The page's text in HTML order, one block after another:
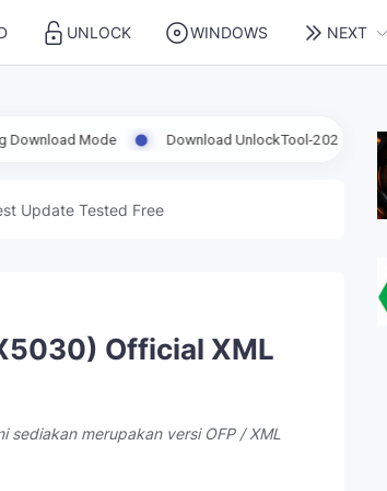
UNLOCK WINDOWS NEXT
Download UnlockTool-2026.08.02.0 Released
Update Tested Free
Official XML
sediakan merupakan versi OFP / XML